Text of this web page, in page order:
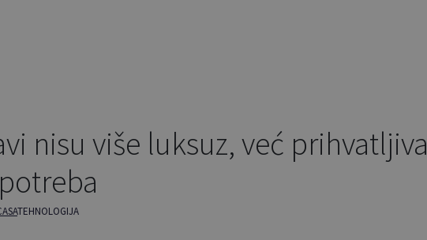
nisu više luksuz, već prihvatljiva
potreba
TEHNOLOGIJA